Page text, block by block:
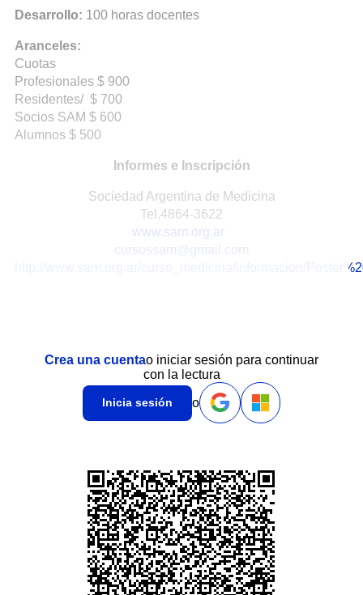
Desarrollo: 100 horas docentes
Aranceles:
Cuotas
Profesionales $ 900
Residentes/ $ 700
Socios SAM $ 600
Alumnos $ 500
Informes e Inscripción
Sociedad Argentina de Medicina
Tel.4864-3622
www.sam.org.ar
cursossam@gmail.com
http://www.sam.org.ar/curso_medicina/informacion/
Crea una cuentao iniciar sesión para continuar
con la lectura
Inicia sesión o